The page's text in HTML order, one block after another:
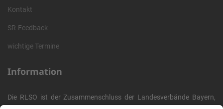
Kontakt
SR-Feedback
wichtige Termine
Information
Die RLSO ist der Zusammenschluss der Landesverbände Bayern,